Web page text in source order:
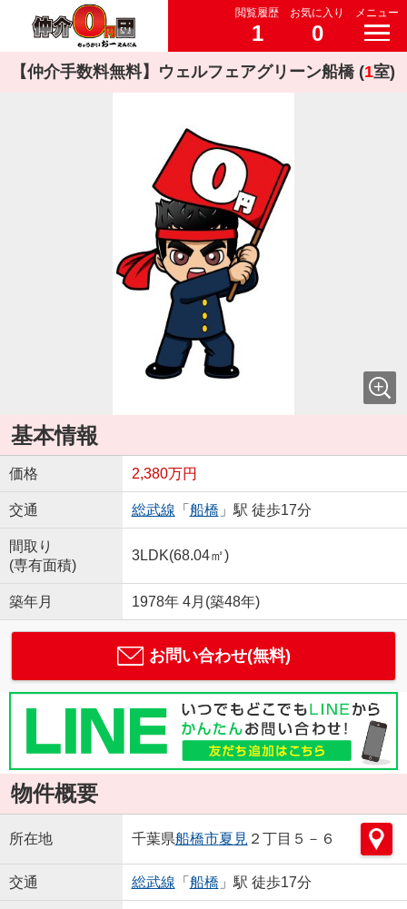
閲覧履歴
1
お気に入り
0
メニュー
【仲介手数料無料】ウェルフェアグリーン船橋 (1室)
基本情報
価格 2,380万円
交通 総武線 「 船橋 」駅 徒歩17分
間取り
(専有面積)
3LDK(68.04㎡)
築年月 1978年 4月(築48年)
お問い合わせ(無料)
物件概要
所在地 千葉県船橋市夏見 ２丁目５－６
交通 総武線 「 船橋 」駅 徒歩17分